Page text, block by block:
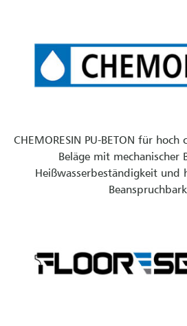
CHEMORESIN PU-BETON für
Beläge mit mechanischer
Heißwasserbeständigkeit und